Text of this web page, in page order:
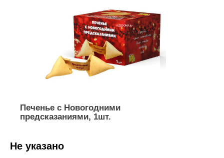
Печенье с Новогодними
предсказаниями, 1шт.
Не указано